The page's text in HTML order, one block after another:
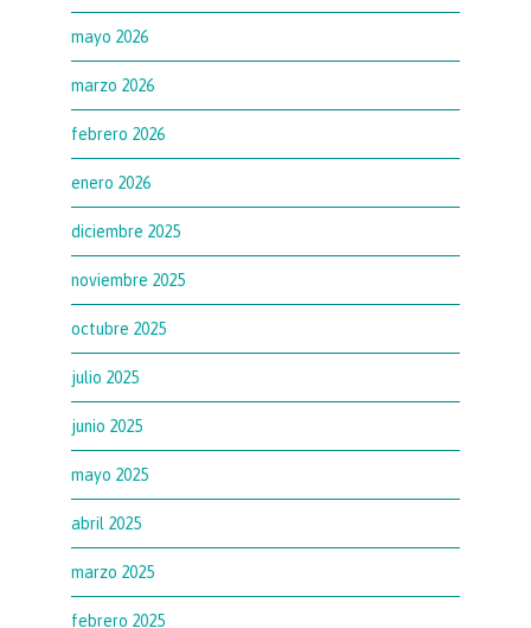
mayo 2026
marzo 2026
febrero 2026
enero 2026
diciembre 2025
noviembre 2025
octubre 2025
julio 2025
junio 2025
mayo 2025
abril 2025
marzo 2025
febrero 2025